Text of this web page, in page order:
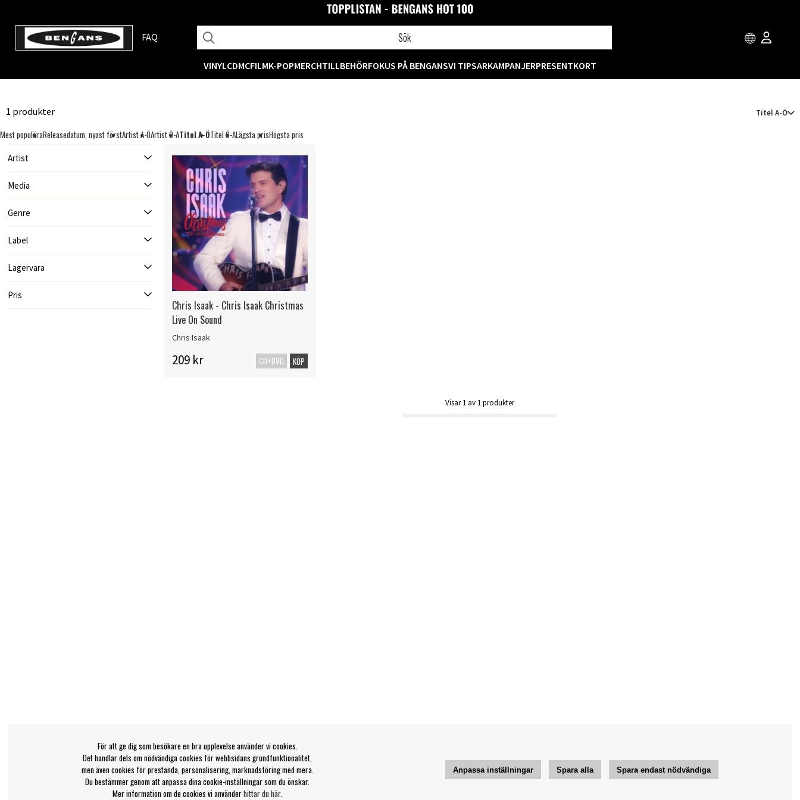
FAQ
VINYLCDMCFILMK-POPMERCHTILLBEHÖRFOKUS PÅ BENGANSVI TIPSARKAMPANJERPRESENTKORT
1 produkter Titel A-Ö
Mest populäraReleasedatum, nyast förstArtist A-ÖArtist Ö-ATitel A-ÖTitel Ö-ALägsta prisHögsta pris
Artist
Media
Genre
Label
Lagervara
Pris
Chris Isaak - Chris Isaak Christmas
Live On Sound
Chris Isaak
209 kr CD+DVD KÖP
Visar1 av 1produkter
För att ge dig som besökare en bra upplevelse använder vi cookies.
Det handlar dels om nödvändiga cookies för webbsidans grundfunktionalitet,
men även cookies för prestanda, personalisering, marknadsföring med mera.
Du bestämmer genom att anpassa dina cookie-inställningar som du önskar.
Mer information om de cookies vi använderhittar du här.
Anpassa inställningar Spara alla Spara endast nödvändiga